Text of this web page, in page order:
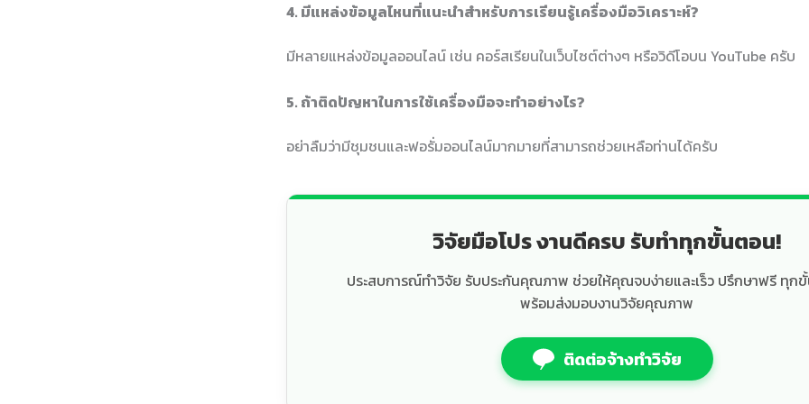
4. มีแหล่งข้อมูลไหนที่แนะนำสำหรับการเรียนรู้เครื่องมือวิเคราะห์?
มีหลายแหล่งข้อมูลออนไลน์ เช่น คอร์สเรียนในเว็บไซต์ต่างๆ หรือวิดีโอบน YouTube ครับ
5. ถ้าติดปัญหาในการใช้เครื่องมือจะทำอย่างไร?
อย่าลืมว่ามีชุมชนและฟอรั่มออนไลน์มากมายที่สามารถช่วยเหลือท่านได้ครับ
วิจัยมือโปร งานดีครบ รับทำทุกขั้นตอน!
ประสบการณ์ทำวิจัย รับประกันคุณภาพ ช่วยให้คุณจบง่ายและเร็ว ปรึกษาฟรี ทุก
พร้อมส่งมอบงานวิจัยคุณภาพ
ติดต่อจ้างทำวิจัย